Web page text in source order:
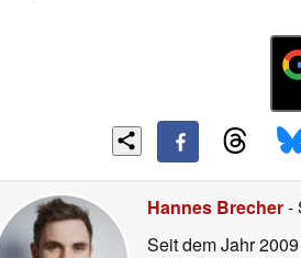
Hannes Brecher-
Seit dem Jahr